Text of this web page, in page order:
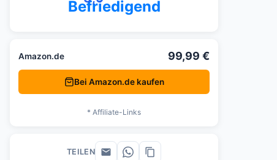
Befriedigend
Amazon.de 99,99 €
Bei Amazon.de kaufen
* Affiliate-Links
TEILEN